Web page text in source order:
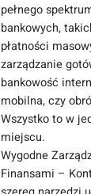
pełnego
bankowych,
płatności
zarządzanie
bankowość
mobilna, czy
Wszystko to w
miejscu.
Wygodne
Finansami –